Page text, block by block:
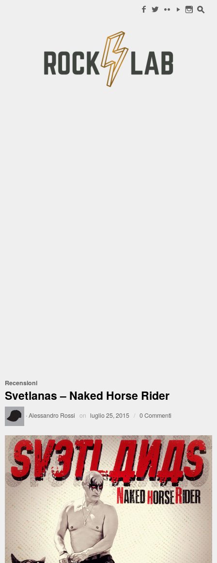
f w c y n s
Recensioni
Svetlanas – Naked Horse Rider
·Alessandro Rossi on luglio 25, 2015 / 0 Commenti